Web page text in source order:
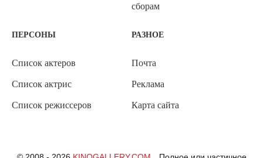
сборам
ПЕРСОНЫ
Список актеров
Список актрис
Список режиссеров
РАЗНОЕ
Почта
Реклама
Карта сайта